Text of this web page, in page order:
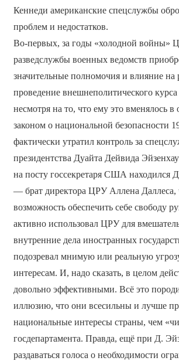
Кеннеди американские спецслужбы
проблем и недостатков.
Во-первых, за годы «холодной войны»
разведслужбы военных ведомств
значительные полномочия и влияние на
проведение внешнеполитического
несмотря на то, что ему это вменялось в
законом о национальной безопасности
фактически утратил контроль за
президентства Дуайта Дейвида
на посту госсекретаря США находился
— брат директора ЦРУ Аллена Даллеса,
возможность обеспечить себе свободу
активно использовал ЦРУ для
внутренние дела иностранных
подозревал мнимую или реальную
интересам. И, надо сказать, в целом
довольно эффективными. Всё это
иллюзию, что они всесильны и лучше
национальные интересы страны, чем
госдепартамента. Правда, ещё при Д.
раздаваться голоса о необходимости